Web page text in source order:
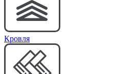
Кровля